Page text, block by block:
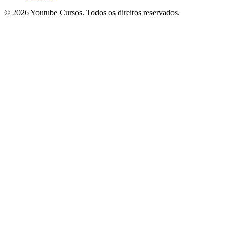
© 2026 Youtube Cursos. Todos os direitos reservados.